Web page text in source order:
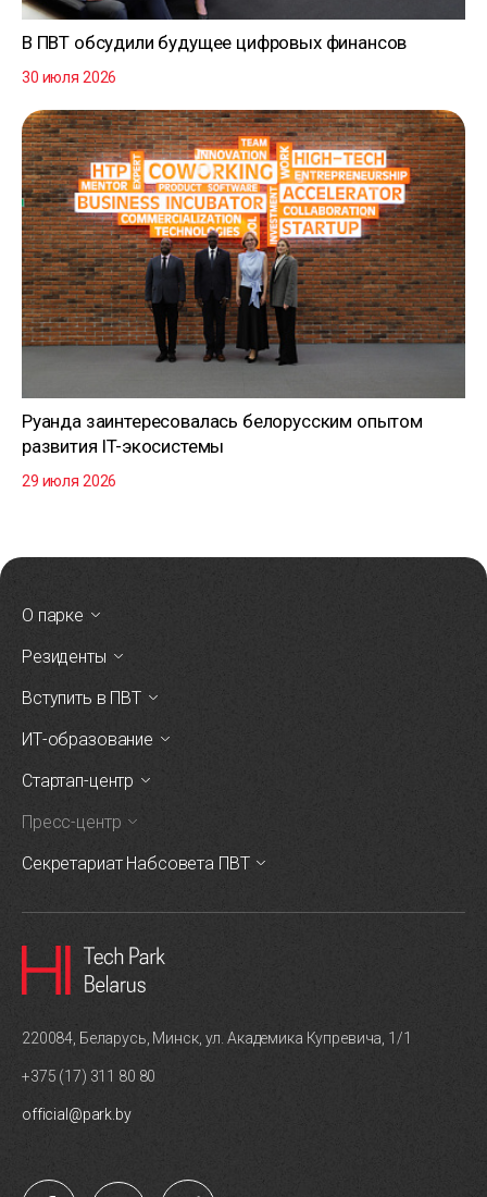
В ПВТ обсудили будущее цифровых финансов
30 июля 2026
Руанда заинтересовалась белорусским опытом
развития IT-экосистемы
29 июля 2026
О парке
Резиденты
Вступить в ПВТ
ИТ-образование
Стартап-центр
Пресс-центр
Секретариат Набсовета ПВТ
220084, Беларусь, Минск, ул. Академика Купревича, 1/1
+375 (17) 311 80 80
official@park.by